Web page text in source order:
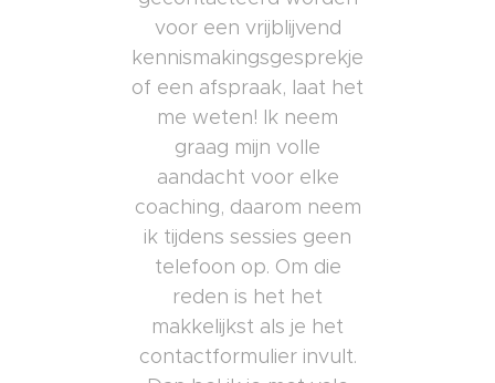
voor een vrijblijvend
kennismakingsgesprekje
of een afspraak, laat het
me weten! Ik neem
graag mijn volle
aandacht voor elke
coaching, daarom neem
ik tijdens sessies geen
telefoon op. Om die
reden is het het
makkelijkst als je het
contactformulier invult.